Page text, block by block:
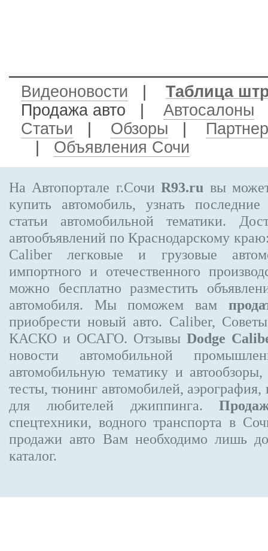
Видеоновости
Таблица
Продажа авто
Автосалоны
Статьи
Обзоры
Объявления Сочи
На Автопортале г.СочиR93.ru вы
купить автомобиль, узнать
статьи автомобильной тематики.
автообъявлений по Краснодарскому
Caliber легковые и грузовые
импортного и отечественного
можно бесплатно разместить
автомобиля. Мы поможем вам
приобрести новый авто. Caliber,
КАСКО и ОСАГО. Отзывы Dodge
новости автомобильной
автомобильную тематику и
тесты, тюнинг автомобилей,
для любителей джиппинга.
спецтехники, водного транспорта в
продажи авто Вам необходимо лишь
каталог.